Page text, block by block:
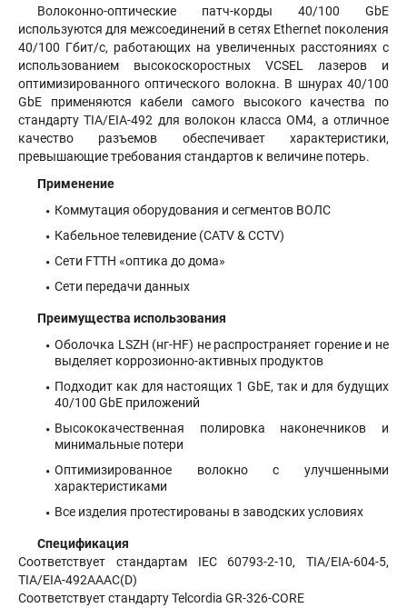
Волоконно-оптические патч-корды 40/100 GbE
используются для межсоединений в сетях Ethernet поколения
40/100 Гбит/с, работающих на увеличенных расстояниях с
использованием высокоскоростных VCSEL лазеров и
оптимизированного оптического волокна. В шнурах 40/100
GbE применяются кабели самого высокого качества по
стандарту TIA/EIA-492 для волокон класса OM4, а отличное
качество разъемов обеспечивает характеристики,
превышающие требования стандартов к величине потерь.
Применение
Коммутация оборудования и сегментов ВОЛС
Кабельное телевидение (CATV & CCTV)
Сети FTTH «оптика до дома»
Сети передачи данных
Преимущества использования
Оболочка LSZH (нг-HF) не распространяет горение и не
выделяет коррозионно-активных продуктов
Подходит как для настоящих 1 GbE, так и для будущих
40/100 GbE приложений
Высококачественная полировка наконечников и
минимальные потери
Оптимизированное волокно с улучшенными
характеристиками
Все изделия протестированы в заводских условиях
Спецификация
Соответствует стандартам IEC 60793-2-10, TIA/EIA-604-5,
TIA/EIA-492AAAC(D)
Соответствует стандарту Telcordia GR-326-CORE